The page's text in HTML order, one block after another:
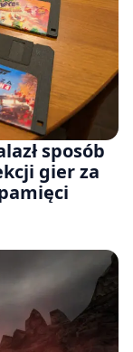
sposób
gier za